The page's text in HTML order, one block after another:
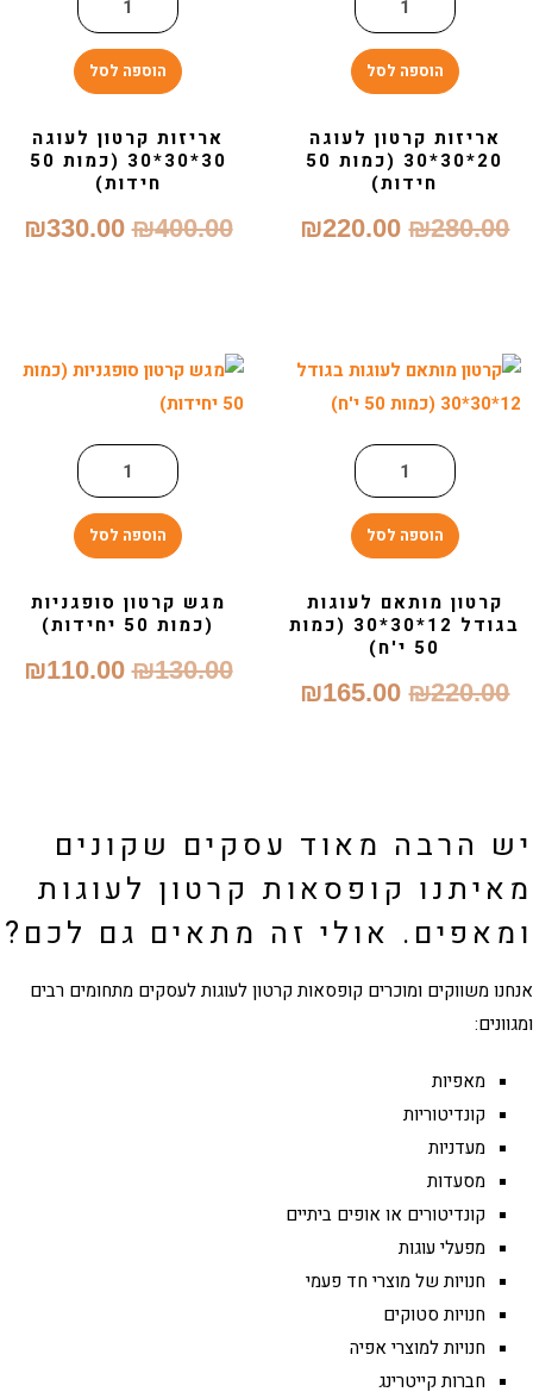
הוספה לסל
אריזות קרטון לעוגה
20*30*30 (כמות 50
חידות)
₪280.00
המחיר
₪280.00.
₪220.00
המחיר
₪220.00.
הוספה לסל
אריזות קרטון לעוגה
30*30*30 (כמות 50
חידות)
₪400.00
המחיר
₪400.00.
₪330.00
הוספה לסל
קרטון מותאם לעוגות
בגודל 12*30*30 (כמות
50 י'ח)
₪220.00
המחיר
₪220.00.
₪165.00
המחיר
₪165.00.
הוספה לסל
מגש קרטון סופגניות
(כמות 50 יחידות)
₪130.00
המחיר₪110.00
הרבה מאוד עסקים שקונים
קופסאות קרטון לעוגות
אולי זה מתאים גם לכם?
משווקים ומוכריםקופסאות קרטון לעוגותלעסקים מתחומים רבים
מאפיות
קונדיטוריות
מעדניות
מסעדות
קונדיטורים או אופים ביתיים
מפעלי עוגות
חנויות של מוצרי חד פעמי
חנויות סטוקים
חנויות למוצרי אפיה
חברות קייטרינג